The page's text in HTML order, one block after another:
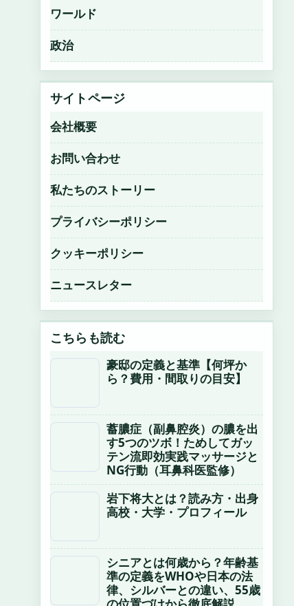
ワールド
政治
サイトページ
会社概要
お問い合わせ
私たちのストーリー
プライバシーポリシー
クッキーポリシー
ニュースレター
こちらも読む
豪邸の定義と基準【何坪か
ら？費用・間取りの目安】
蓄膿症（副鼻腔炎）の膿を出
す5つのツボ！ためしてガッ
テン流即効実践マッサージと
NG行動（耳鼻科医監修）
岩下将大とは？読み方・出身
高校・大学・プロフィール
シニアとは何歳から？年齢基
準の定義をWHOや日本の法
律、シルバーとの違い、55歳